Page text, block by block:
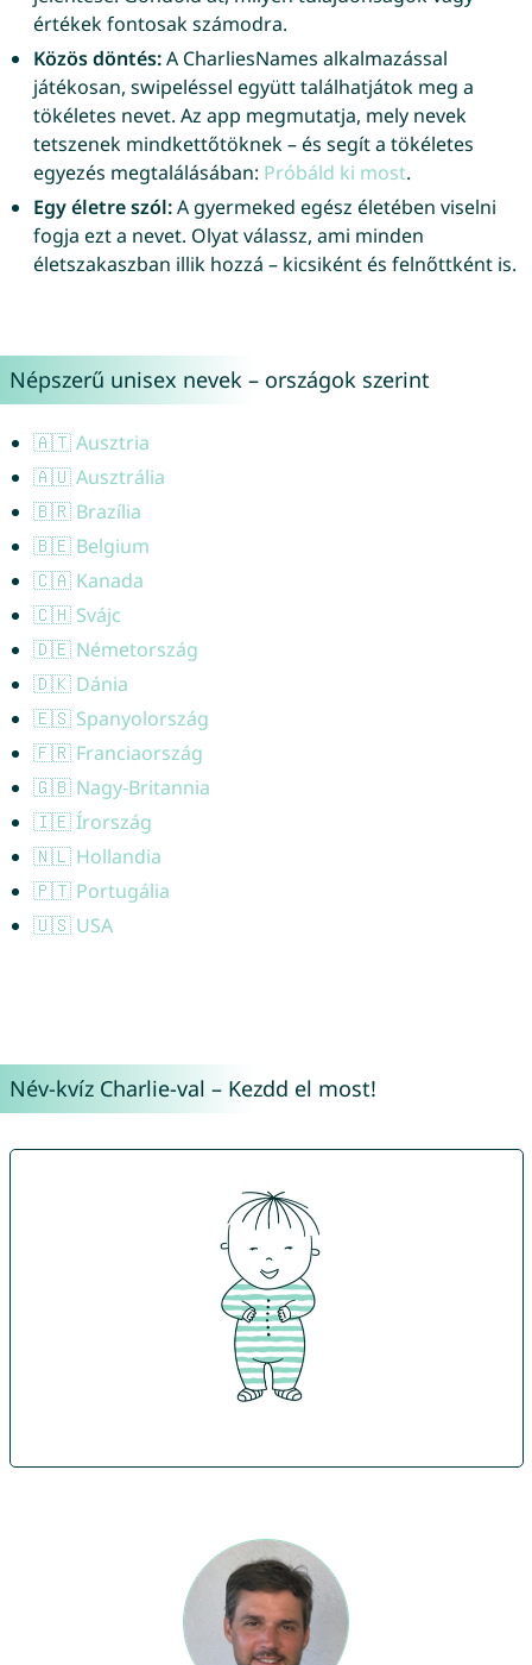
értékek fontosak számodra.
Közös döntés:A CharliesNames alkalmazással
játékosan, swipeléssel együtt találhatjátok meg a
tökéletes nevet. Az app megmutatja, mely nevek
tetszenek mindkettőtöknek – és segít a tökéletes
egyezés megtalálásában: Próbáld ki most.
Egy életre szól:A gyermeked egész életében viselni
fogja ezt a nevet. Olyat válassz, ami minden
életszakaszban illik hozzá – kicsiként és felnőttként is.
Népszerű unisex nevek – országok szerint
🇦🇹 Ausztria
🇦🇺 Ausztrália
🇧🇷 Brazília
🇧🇪 Belgium
🇨🇦 Kanada
🇨🇭 Svájc
🇩🇪 Németország
🇩🇰 Dánia
🇪🇸 Spanyolország
🇫🇷 Franciaország
🇬🇧 Nagy-Britannia
🇮🇪 Írország
🇳🇱 Hollandia
🇵🇹 Portugália
🇺🇸 USA
Név-kvíz Charlie-val – Kezdd el most!